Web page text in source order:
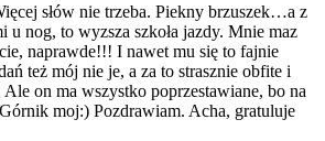
słów nie trzeba. Piekny brzuszek…a z
u nog, to wyzsza szkoła jazdy. Mnie maz
naprawde!!! I nawet mu się to fajnie
też mój nie je, a za to strasznie obfite i
on ma wszystko poprzestawiane, bo na
moj:) Pozdrawiam. Acha, gratuluje